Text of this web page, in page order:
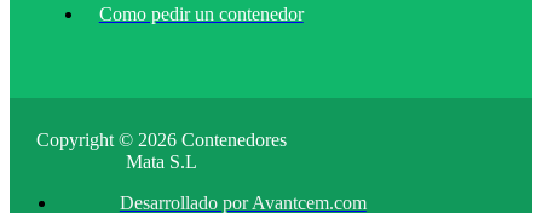
Como pedir un contenedor
Copyright © 2026 Contenedores
Mata S.L
Desarrollado por Avantcem.com